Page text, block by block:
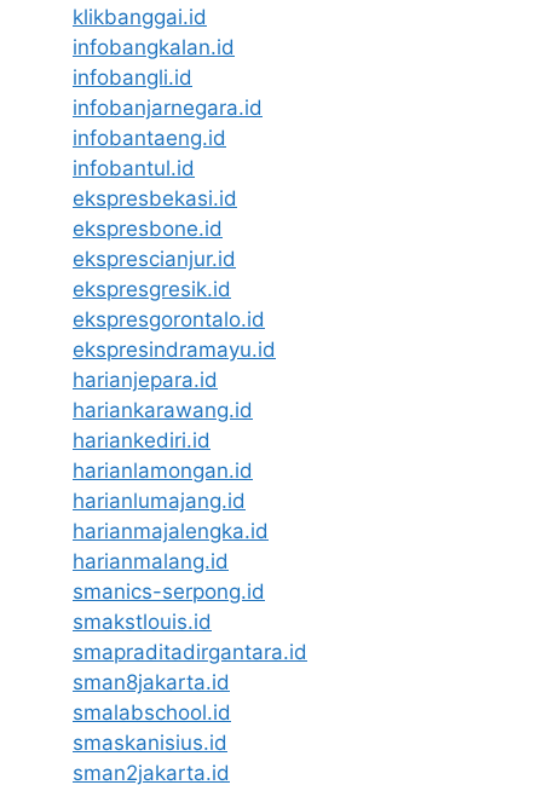
klikbanggai.id
infobangkalan.id
infobangli.id
infobanjarnegara.id
infobantaeng.id
infobantul.id
ekspresbekasi.id
ekspresbone.id
eksprescianjur.id
ekspresgresik.id
ekspresgorontalo.id
ekspresindramayu.id
harianjepara.id
hariankarawang.id
hariankediri.id
harianlamongan.id
harianlumajang.id
harianmajalengka.id
harianmalang.id
smanics-serpong.id
smakstlouis.id
smapraditadirgantara.id
sman8jakarta.id
smalabschool.id
smaskanisius.id
sman2jakarta.id